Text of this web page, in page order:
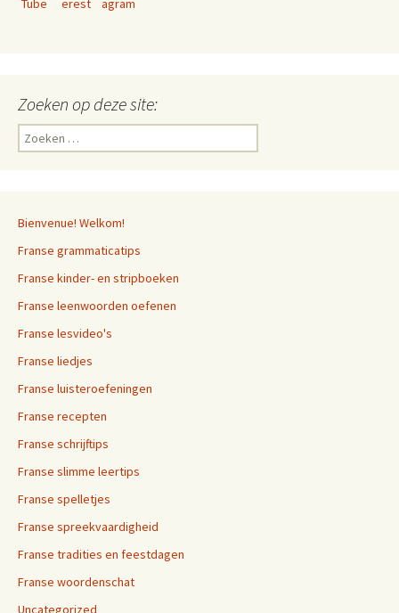
Zoeken op deze site:
Zoeken
naar:
Bienvenue! Welkom!
Franse grammaticatips
Franse kinder- en stripboeken
Franse leenwoorden oefenen
Franse lesvideo's
Franse liedjes
Franse luisteroefeningen
Franse recepten
Franse schrijftips
Franse slimme leertips
Franse spelletjes
Franse spreekvaardigheid
Franse tradities en feestdagen
Franse woordenschat
Uncategorized